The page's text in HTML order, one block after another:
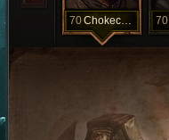
70 Chokechained 70